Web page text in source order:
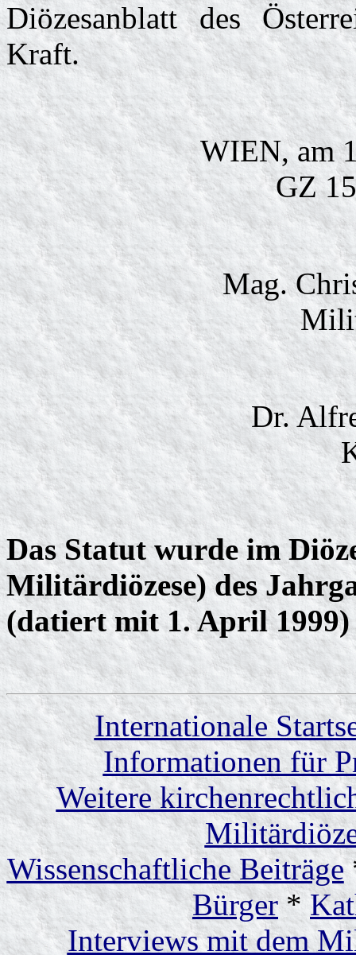
Diözesanblatt des
Kraft.
WIEN, am
GZ
Mag.
Dr.
Das Statut wurde im
Militärdiözese) des
(datiert mit 1. April
Internationale
Informationen für
Weitere
Wissenschaftliche Beiträge
Bürger*
Interviews mit dem